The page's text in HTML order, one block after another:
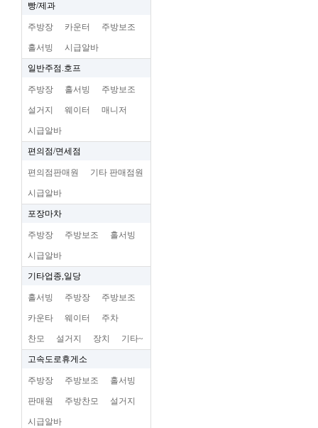
빵/제과
주방장 카운터 주방보조
홀서빙 시급알바
일반주점.호프
주방장 홀서빙 주방보조
설거지 웨이터 매니저
시급알바
편의점/면세점
편의점판매원 기타 판매점원
시급알바
포장마차
주방장 주방보조 홀서빙
시급알바
기타업종,일당
홀서빙 주방장 주방보조
카운타 웨이터 주차
찬모 설거지 장치 기타~
고속도로휴게소
주방장 주방보조 홀서빙
판매원 주방찬모 설거지
시급알바